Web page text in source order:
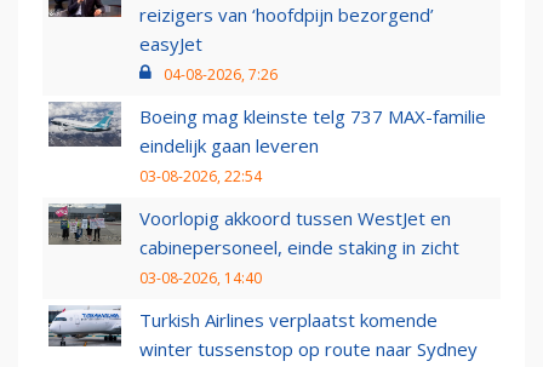
reizigers van ‘hoofdpijn bezorgend’
easyJet
04-08-2026, 7:26
Boeing mag kleinste telg 737 MAX-familie
eindelijk gaan leveren
03-08-2026, 22:54
Voorlopig akkoord tussen WestJet en
cabinepersoneel, einde staking in zicht
03-08-2026, 14:40
Turkish Airlines verplaatst komende
winter tussenstop op route naar Sydney